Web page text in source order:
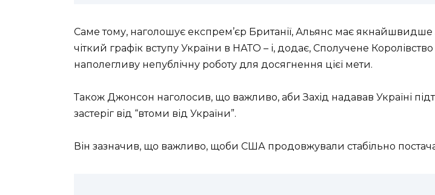
Саме тому, наголошує експрем’єр Британії, Альянс має якнайшвидше
чіткий графік вступу України в НАТО – і, додає, Сполучене
наполегливу непублічну роботу для досягнення цієї мети.
Також Джонсон наголосив, що важливо, аби Захід надавав Україні
застеріг від “втоми від України”.
Він зазначив, що важливо, щоби США продовжували стабільно